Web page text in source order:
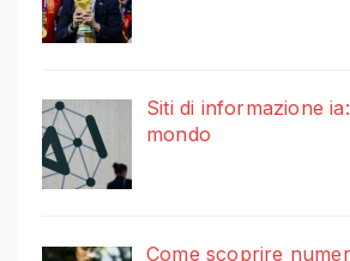
Siti di informazione
mondo
Come scoprire